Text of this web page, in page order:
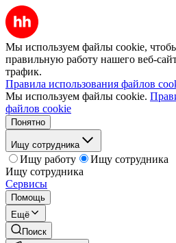
Мы используем файлы cookie,
правильную работу нашего веб-
трафик.
Правила использования файлов
Мы используем файлы cookie.
файлов cookie
Понятно
Ищу сотрудника
Ищу работу
Ищу сотрудника
Ищу сотрудника
Сервисы
Помощь
Ещё
Поиск